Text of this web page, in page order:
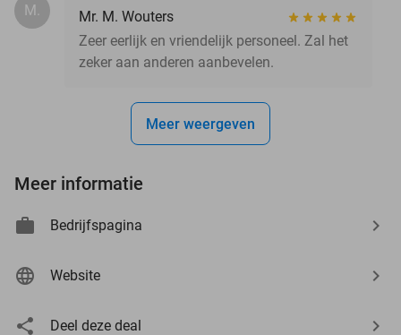
M.
Mr. M. Wouters
Zeer eerlijk en vriendelijk personeel. Zal het
zeker aan anderen aanbevelen.
Meer weergeven
Meer informatie
Bedrijfspagina
Website
Deel deze deal